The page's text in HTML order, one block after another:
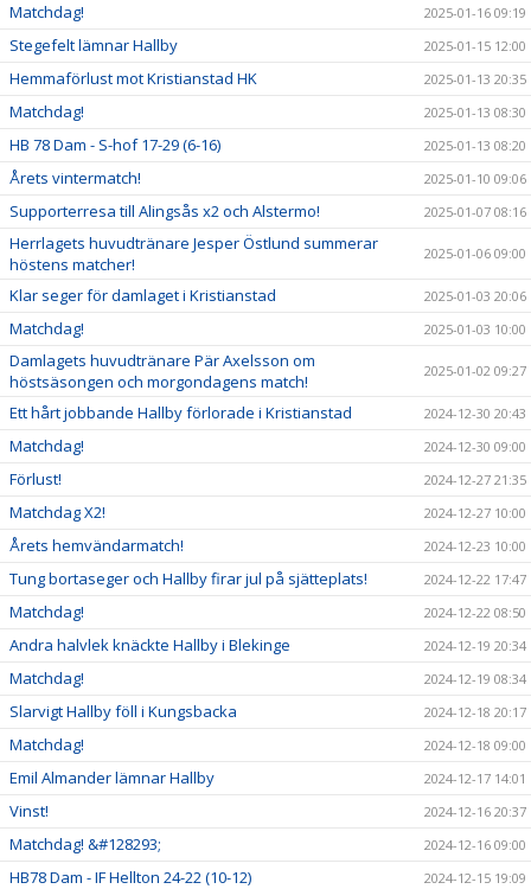
Matchdag! 2025-01-16 09:19
Stegefelt lämnar Hallby 2025-01-15 12:00
Hemmaförlust mot Kristianstad HK 2025-01-13 20:35
Matchdag! 2025-01-13 08:30
HB 78 Dam - S-hof 17-29 (6-16) 2025-01-13 08:20
Årets vintermatch! 2025-01-10 09:06
Supporterresa till Alingsås x2 och Alstermo! 2025-01-07 08:16
Herrlagets huvudtränare Jesper Östlund summerar
höstens matcher!
2025-01-06 09:00
Klar seger för damlaget i Kristianstad 2025-01-03 20:06
Matchdag! 2025-01-03 10:00
Damlagets huvudtränare Pär Axelsson om
höstsäsongen och morgondagens match!
2025-01-02 09:27
Ett hårt jobbande Hallby förlorade i Kristianstad 2024-12-30 20:43
Matchdag! 2024-12-30 09:00
Förlust! 2024-12-27 21:35
Matchdag X2! 2024-12-27 10:00
Årets hemvändarmatch! 2024-12-23 10:00
Tung bortaseger och Hallby firar jul på sjätteplats! 2024-12-22 17:47
Matchdag! 2024-12-22 08:50
Andra halvlek knäckte Hallby i Blekinge 2024-12-19 20:34
Matchdag! 2024-12-19 08:34
Slarvigt Hallby föll i Kungsbacka 2024-12-18 20:17
Matchdag! 2024-12-18 09:00
Emil Almander lämnar Hallby 2024-12-17 14:01
Vinst! 2024-12-16 20:37
Matchdag! &#128293; 2024-12-16 09:00
HB78 Dam - IF Hellton 24-22 (10-12) 2024-12-15 19:09